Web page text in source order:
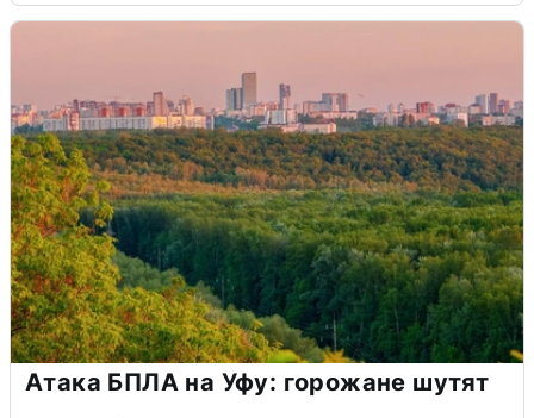
Атака БПЛА на Уфу: горожане шутят